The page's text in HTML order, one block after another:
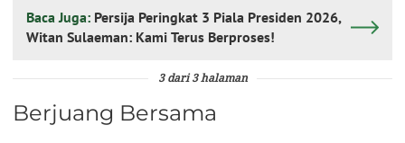
Baca Juga: Persija Peringkat 3 Piala Presiden 2026,
Witan Sulaeman: Kami Terus Berproses!
3 dari 3 halaman
Berjuang Bersama